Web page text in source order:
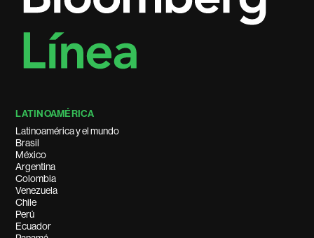
LATINOAMÉRICA
Latinoamérica y el mundo
Brasil
México
Argentina
Colombia
Venezuela
Chile
Perú
Ecuador